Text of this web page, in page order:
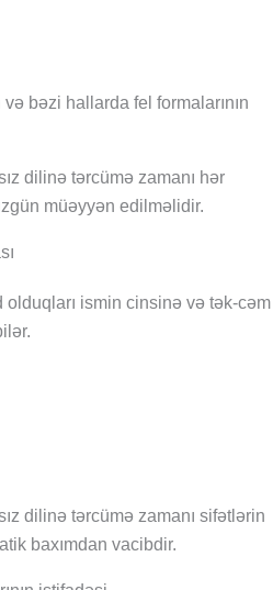
bəzi hallarda fel formalarının
dilinə tərcümə zamanı hər
müəyyən edilməlidir.
olduqları ismin cinsinə və tək-cəm
dilinə tərcümə zamanı sifətlərin
baxımdan vacibdir.